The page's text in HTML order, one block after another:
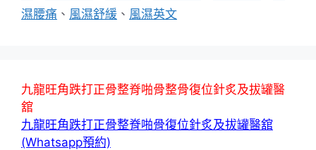
濕腰痛 、 風濕舒緩 、 風濕英文
九龍旺角跌打正骨整脊啪骨整骨復位針炙及拔罐醫
舘
九龍旺角跌打正骨整脊啪骨復位針炙及拔罐醫舘
(Whatsapp預約)